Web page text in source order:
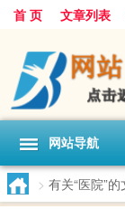
首 页 文章列表
网站导航
> 有关“医院”